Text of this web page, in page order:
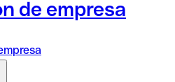
de empresa